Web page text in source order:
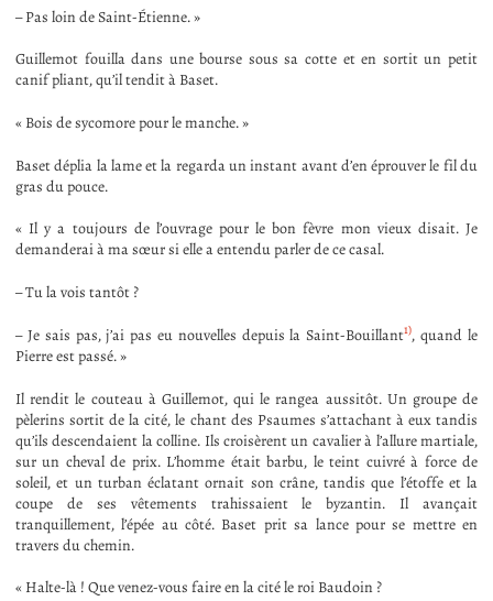
– Pas loin de Saint-Étienne. »
Guillemot fouilla dans une bourse sous sa cotte et en sortit un petit
canif pliant, qu’il tendit à Baset.
« Bois de sycomore pour le manche. »
Baset déplia la lame et la regarda un instant avant d’en éprouver le fil du
gras du pouce.
« Il y a toujours de l’ouvrage pour le bon fèvre mon vieux disait. Je
demanderai à ma sœur si elle a entendu parler de ce casal.
– Tu la vois tantôt ?
– Je sais pas, j’ai pas eu nouvelles depuis la Saint-Bouillant1), quand le
Pierre est passé. »
Il rendit le couteau à Guillemot, qui le rangea aussitôt. Un groupe de
pèlerins sortit de la cité, le chant des Psaumes s’attachant à eux tandis
qu’ils descendaient la colline. Ils croisèrent un cavalier à l’allure martiale,
sur un cheval de prix. L’homme était barbu, le teint cuivré à force de
soleil, et un turban éclatant ornait son crâne, tandis que l’étoffe et la
coupe de ses vêtements trahissaient le byzantin. Il avançait
tranquillement, l’épée au côté. Baset prit sa lance pour se mettre en
travers du chemin.
« Halte-là ! Que venez-vous faire en la cité le roi Baudoin ?